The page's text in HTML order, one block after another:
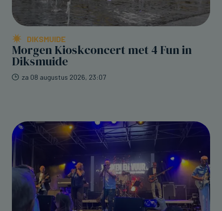
DIKSMUIDE
Morgen Kioskconcert met 4 Fun in
Diksmuide
za 08 augustus 2026, 23:07